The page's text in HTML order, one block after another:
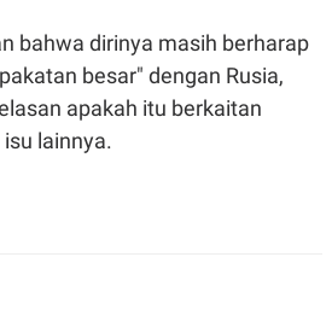
bahwa dirinya masih berharap
besar" dengan Rusia,
apakah itu berkaitan
lainnya.